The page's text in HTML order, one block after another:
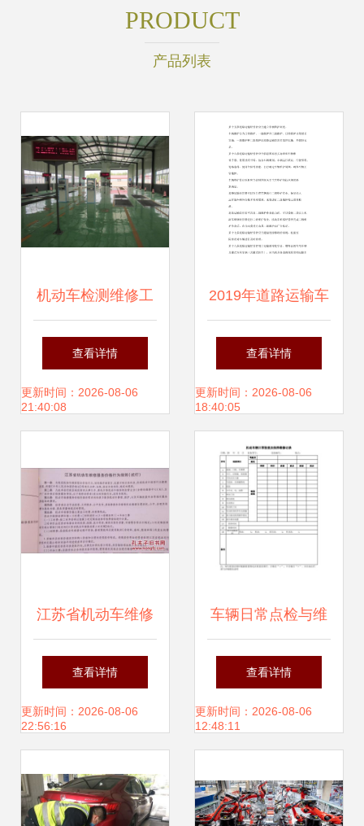
PRODUCT
产品列表
机动车检测维修工
程师培训考试法律
法规题库及答案 机
题
查看详情
更新时间：2026-08-06
21:40:08
2019年道路运输车
辆二级维护新规 重
塑机动车修理与维
护格局
查看详情
更新时间：2026-08-06
18:40:05
江苏省机动车维修
结算工时定额与收
费指南 行业规范与
查看详情
更新时间：2026-08-06
22:56:16
车辆日常点检与维
护如何科学记录？
从这三个核心环节
查看详情
更新时间：2026-08-06
12:48:11